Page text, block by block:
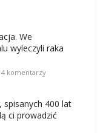
We
wyleczyli raka
komentarzy
spisanych 400 lat
ci prowadzić